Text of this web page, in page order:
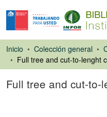
Inicio Colección general
Full tree and cut-to-